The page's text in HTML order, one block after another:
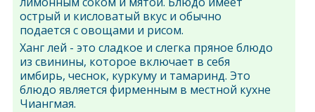
острый и кисловатый вкус и обычно
подается с овощами и рисом.
Ханг лей - это сладкое и слегка пряное блюдо
из свинины, которое включает в себя
имбирь, чеснок, куркуму и тамаринд. Это
блюдо является фирменным в местной кухне
Чиангмая.